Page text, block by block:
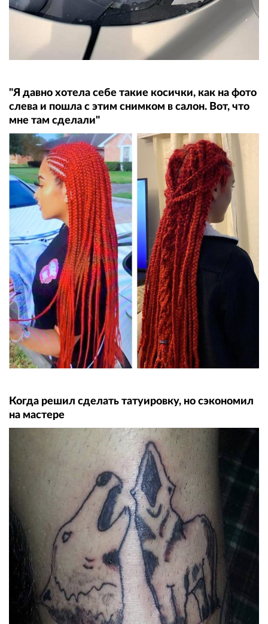
"Я давно хотела себе такие косички, как на фото
слева и пошла с этим снимком в салон. Вот, что
мне там сделали"
Когда решил сделать татуировку, но сэкономил
на мастере